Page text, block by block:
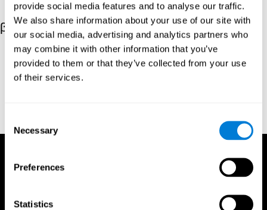
provide social media features and to analyse our traffic.
We also share information about your use of our site with
our social media, advertising and analytics partners who
may combine it with other information that you’ve
provided to them or that they’ve collected from your use
of their services.
Selection
Necessary
Preferences
Statistics
βιβλιογραφικές αναφορές
Hooper, H. E. (1983). Hooper Visual Organization Test Manual.
Los Angeles, CA: Western Psychological Services.
Merten, T. (2004). A Short Version of the Hooper Visual